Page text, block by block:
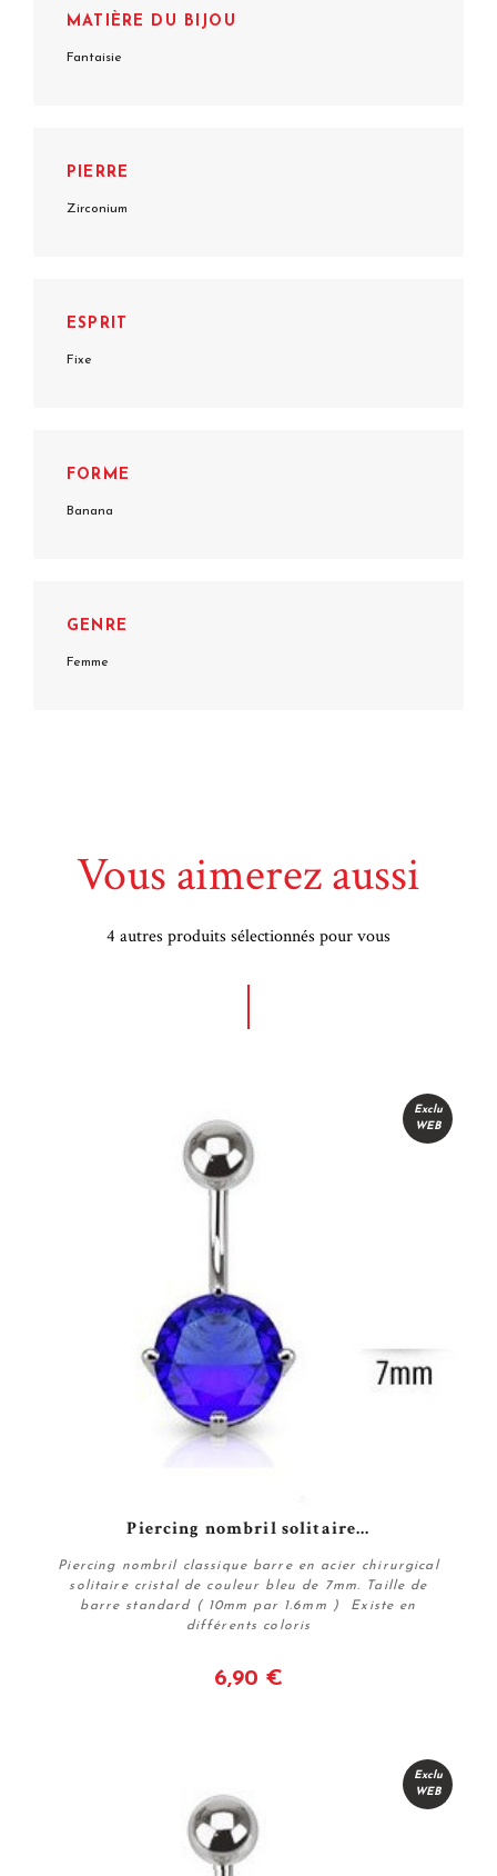
MATIÈRE DU BIJOU
Fantaisie
PIERRE
Zirconium
ESPRIT
Fixe
FORME
Banana
GENRE
Femme
Vous aimerez aussi
4 autres produits sélectionnés pour vous
Exclu
WEB
Piercing nombril solitaire...
Piercing nombril classique barre en acier chirurgical
solitaire cristal de couleur bleu de 7mm. Taille de
barre standard ( 10mm par 1.6mm ) Existe en
différents coloris
6,90 €
Exclu
WEB